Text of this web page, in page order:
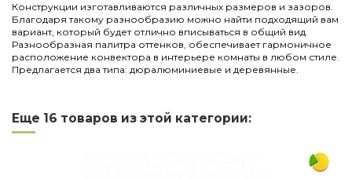
Конструкции изготавливаются различных размеров и зазоров.
Благодаря такому разнообразию можно найти подходящий вам
вариант, который будет отлично вписываться в общий вид.
Разнообразная палитра оттенков, обеспечивает гармоничное
расположение конвектора в интерьере комнаты в любом стиле.
Предлагается два типа: дюралюминиевые и деревянные.
Ширина
380
Еще 16 товаров из этой категории: